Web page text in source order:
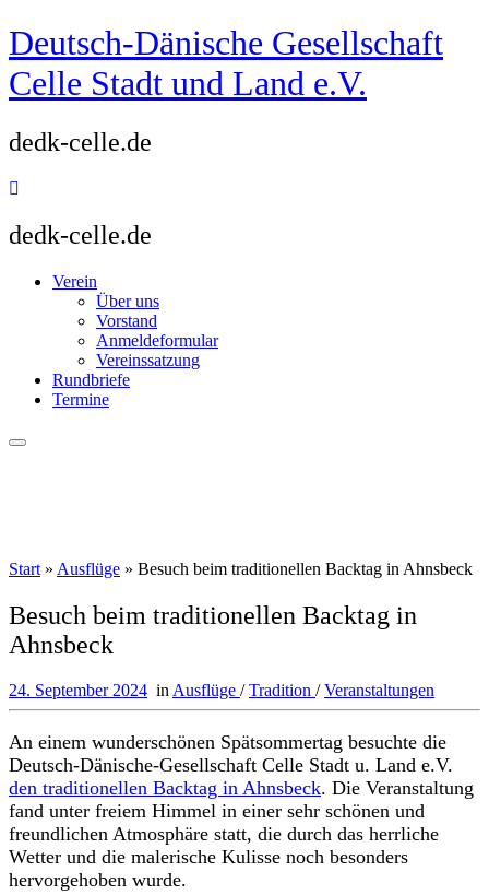
Zum
Inhalt
springen
Deutsch-Dänische Gesellschaft
Celle Stadt und Land e.V.
dedk-celle.de
dedk-celle.de
Verein
Über uns
Vorstand
Anmeldeformular
Vereinssatzung
Rundbriefe
Termine
Start » Ausflüge » Besuch beim traditionellen Backtag in Ahnsbeck
Besuch beim traditionellen Backtag in
Ahnsbeck
24. September 2024 inAusflüge /Tradition /Veranstaltungen
An einem wunderschönen Spätsommertag besuchte die
Deutsch-Dänische-Gesellschaft Celle Stadt u. Land e.V.
den traditionellen Backtag in Ahnsbeck. Die Veranstaltung
fand unter freiem Himmel in einer sehr schönen und
freundlichen Atmosphäre statt, die durch das herrliche
Wetter und die malerische Kulisse noch besonders
hervorgehoben wurde.